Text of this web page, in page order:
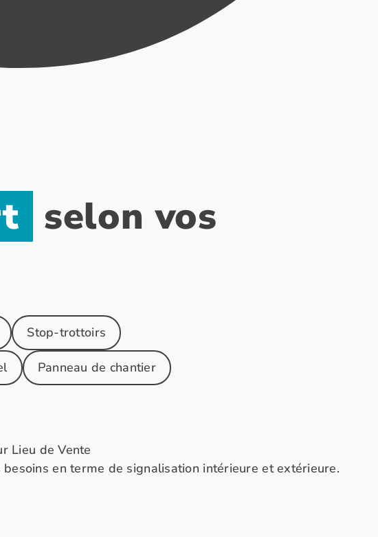
​​​​​ selon vos
Stop-trottoirs
Panneau de chantier
Lieu de Vente
en terme de signalisation intérieure et extérieure.